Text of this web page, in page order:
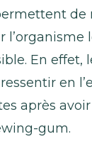
de
l’organisme
En effet,
en
après
gum.